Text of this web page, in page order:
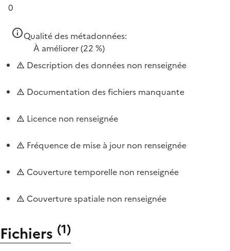
0
Qualité des métadonnées:
À améliorer(22 %)
Description des données non renseignée
Documentation des fichiers manquante
Licence non renseignée
Fréquence de mise à jour non renseignée
Couverture temporelle non renseignée
Couverture spatiale non renseignée
Fichiers (1)